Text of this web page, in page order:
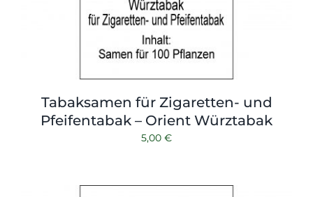
Tabaksamen für Zigaretten- und
Pfeifentabak – Orient Würztabak
5,00 €